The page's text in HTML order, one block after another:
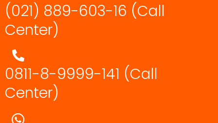
(021) 889-603-16 (Call
Center)
0811-8-9999-141 (Call
Center)